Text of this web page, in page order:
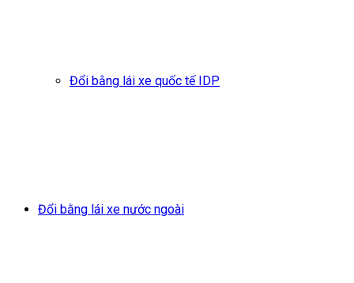
Đổi bằng lái xe quốc tế IDP
Đổi bằng lái xe nước ngoài